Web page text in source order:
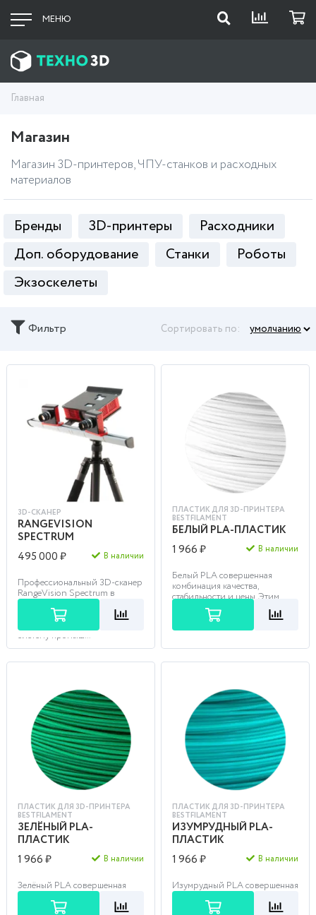
МЕНЮ
Главная
Магазин
Магазин 3D-принтеров, ЧПУ-станков и расходных
материалов
Бренды 3D-принтеры
Расходники
Доп. оборудование
Станки
Роботы
Экзоскелеты
Фильтр Сортировать по:
3D-СКАНЕР
RANGEVISION
SPECTRUM
495 000 ₽
В наличии
Профессиональный 3D-сканер
RangeVision Spectrum в
полной комплектации
представляет собой
стационарную оптическую
систему промыш...
ПЛАСТИК ДЛЯ 3D-ПРИНТЕРА
BESTFILAMENT
БЕЛЫЙ PLA-ПЛАСТИК
1 966 ₽
В наличии
Белый PLA совершенная
комбинация качества,
стабильности и цены. Этим
филаментом легко печатать,
подогрева стола не требуется,
п...
ПЛАСТИК ДЛЯ 3D-ПРИНТЕРА
BESTFILAMENT
ЗЕЛЁНЫЙ PLA-
ПЛАСТИК
1 966 ₽
В наличии
Зелёный PLA совершенная
комбинация качества,
стабильности и цены. Этим
ПЛАСТИК ДЛЯ 3D-ПРИНТЕРА
BESTFILAMENT
ИЗУМРУДНЫЙ PLA-
ПЛАСТИК
1 966 ₽
В наличии
Изумрудный PLA совершенная
комбинация качества,
стабильности и цены. Этим